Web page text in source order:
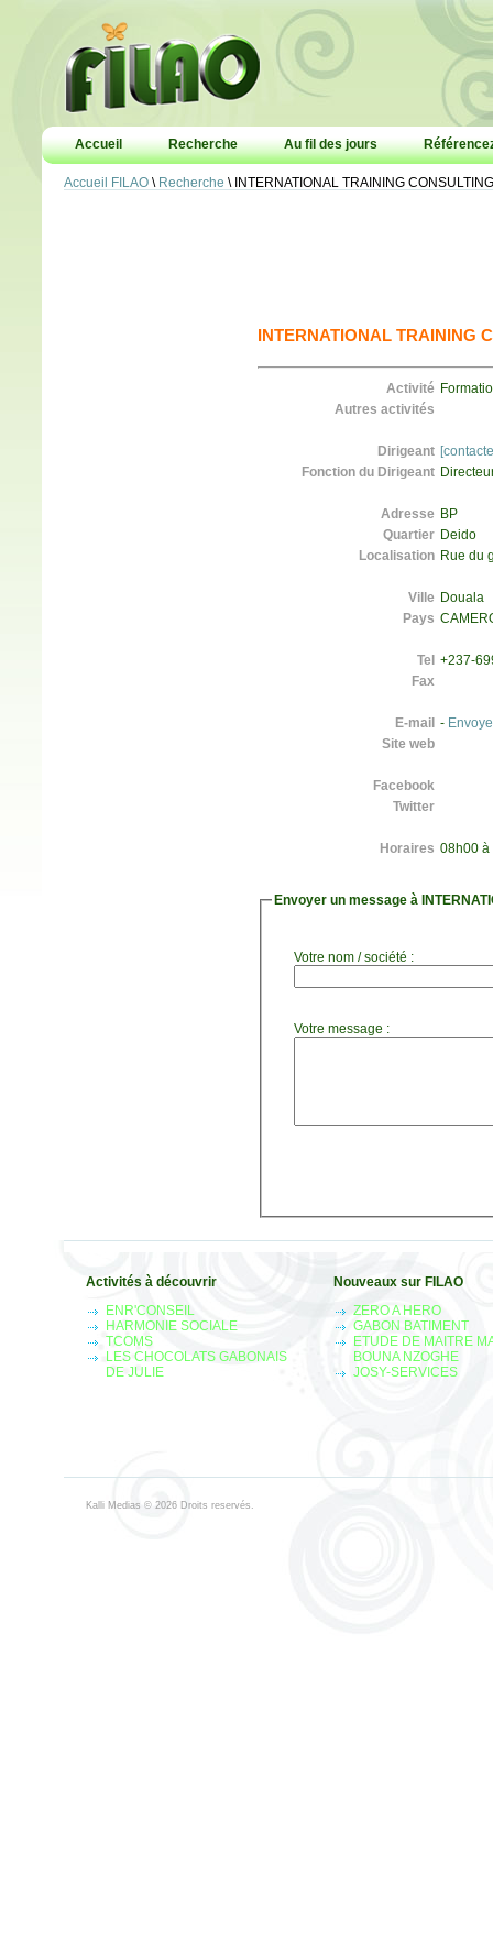
Accueil Recherche Au fil des jours
Accueil FILAO \ Recherche \ INTERNATIONAL TRAINING CONSULTING
INTERNATIONAL TRAINING
Activité
Autres activités
Dirigeant
Fonction du Dirigeant
Adresse BP
Quartier Deido
Localisation Rue du
Ville Douala
Pays
Tel
+237-
Fax
E-mail -
Site web
Facebook
Twitter
Horaires 08h00 à
Envoyer un message à
Votre nom / société :
Votre message :
Activités à découvrir
ENR'CONSEIL
HARMONIE SOCIALE
TCOMS
LES CHOCOLATS GABONAIS
DE JULIE
Nouveaux sur FILAO
ZERO A HERO
GABON BATIMENT
ETUDE DE MAITRE
BOUNA NZOGHE
JOSY-SERVICES
Kalli Medias © 2026 Droits reservés.